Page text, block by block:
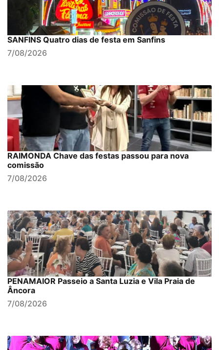
SANFINS Quatro dias de festa em Sanfins
7/08/2026
RAIMONDA Chave das festas passou para nova
comissão
7/08/2026
PENAMAIOR Passeio a Santa Luzia e Vila Praia de
Âncora
7/08/2026